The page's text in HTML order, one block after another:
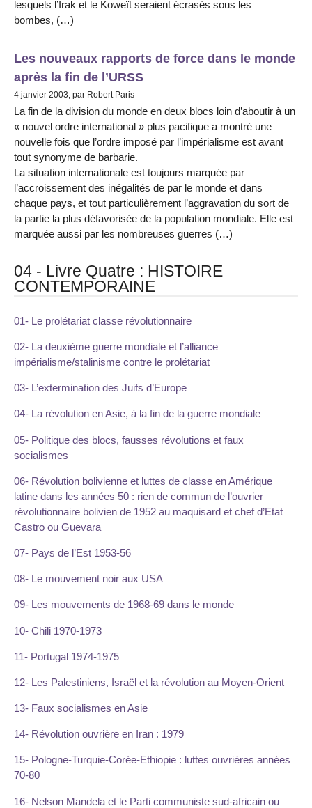
lesquels l’Irak et le Koweït seraient écrasés sous les
bombes, (…)
Les nouveaux rapports de force dans le monde
après la fin de l’URSS
4 janvier 2003, par Robert Paris
La fin de la division du monde en deux blocs loin d’aboutir à un
« nouvel ordre international » plus pacifique a montré une
nouvelle fois que l’ordre imposé par l’impérialisme est avant
tout synonyme de barbarie.
La situation internationale est toujours marquée par
l’accroissement des inégalités de par le monde et dans
chaque pays, et tout particulièrement l’aggravation du sort de
la partie la plus défavorisée de la population mondiale. Elle est
marquée aussi par les nombreuses guerres (…)
04 - Livre Quatre : HISTOIRE
CONTEMPORAINE
01- Le prolétariat classe révolutionnaire
02- La deuxième guerre mondiale et l’alliance
impérialisme/stalinisme contre le prolétariat
03- L’extermination des Juifs d’Europe
04- La révolution en Asie, à la fin de la guerre mondiale
05- Politique des blocs, fausses révolutions et faux
socialismes
06- Révolution bolivienne et luttes de classe en Amérique
latine dans les années 50 : rien de commun de l’ouvrier
révolutionnaire bolivien de 1952 au maquisard et chef d’Etat
Castro ou Guevara
07- Pays de l’Est 1953-56
08- Le mouvement noir aux USA
09- Les mouvements de 1968-69 dans le monde
10- Chili 1970-1973
11- Portugal 1974-1975
12- Les Palestiniens, Israël et la révolution au Moyen-Orient
13- Faux socialismes en Asie
14- Révolution ouvrière en Iran : 1979
15- Pologne-Turquie-Corée-Ethiopie : luttes ouvrières années
70-80
16- Nelson Mandela et le Parti communiste sud-africain ou